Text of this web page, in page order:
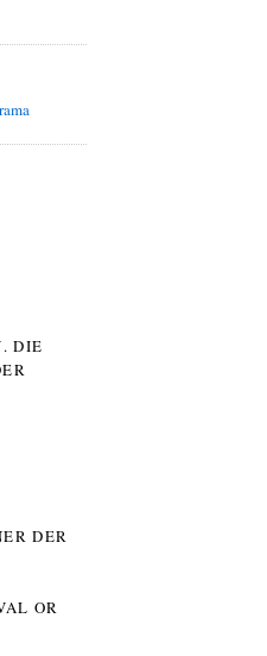
DIE
DER P
OR